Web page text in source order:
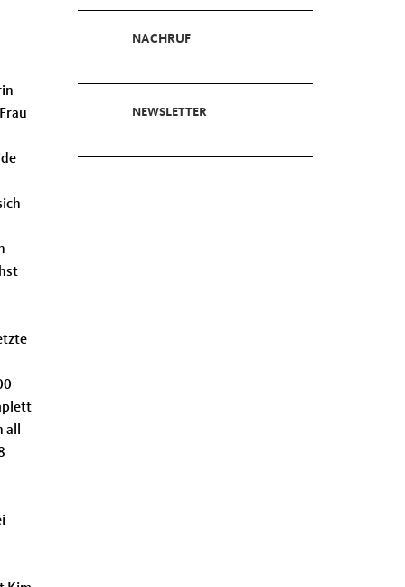
NACHRUF
NEWSLETTER